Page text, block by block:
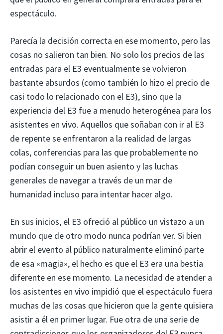
espectáculo.
Parecía la decisión correcta en ese momento, pero las
cosas no salieron tan bien. No solo los precios de las
entradas para el E3 eventualmente se volvieron
bastante absurdos (como también lo hizo el precio de
casi todo lo relacionado con el E3), sino que la
experiencia del E3 fue a menudo heterogénea para los
asistentes en vivo. Aquellos que soñaban con ir al E3
de repente se enfrentaron a la realidad de largas
colas, conferencias para las que probablemente no
podían conseguir un buen asiento y las luchas
generales de navegar a través de un mar de
humanidad incluso para intentar hacer algo.
En sus inicios, el E3 ofreció al público un vistazo a un
mundo que de otro modo nunca podrían ver. Si bien
abrir el evento al público naturalmente eliminó parte
de esa «magia», el hecho es que el E3 era una bestia
diferente en ese momento. La necesidad de atender a
los asistentes en vivo impidió que el espectáculo fuera
muchas de las cosas que hicieron que la gente quisiera
asistir a él en primer lugar. Fue otra de una serie de